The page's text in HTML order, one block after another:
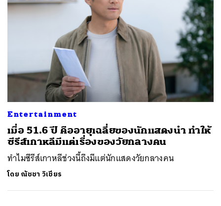
Entertainment
เมื่อ 51.6 ปี คืออายุเฉลี่ยของนักแสดงนำ ทำให้
ซีรีส์เกาหลีมีแต่เรื่องของวัยกลางคน
ทำไมซีรีส์เกาหลีช่วงนี้ถึงมีแต่นักแสดงวัยกลางคน
โดย ณัชชา วิเชียร